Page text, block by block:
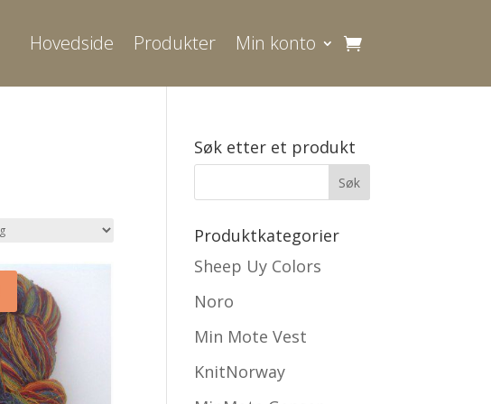
Hovedside Produkter Min konto
Søk etter et produkt
Produktkategorier
Sheep Uy Colors
Noro
Min Mote Vest
KnitNorway